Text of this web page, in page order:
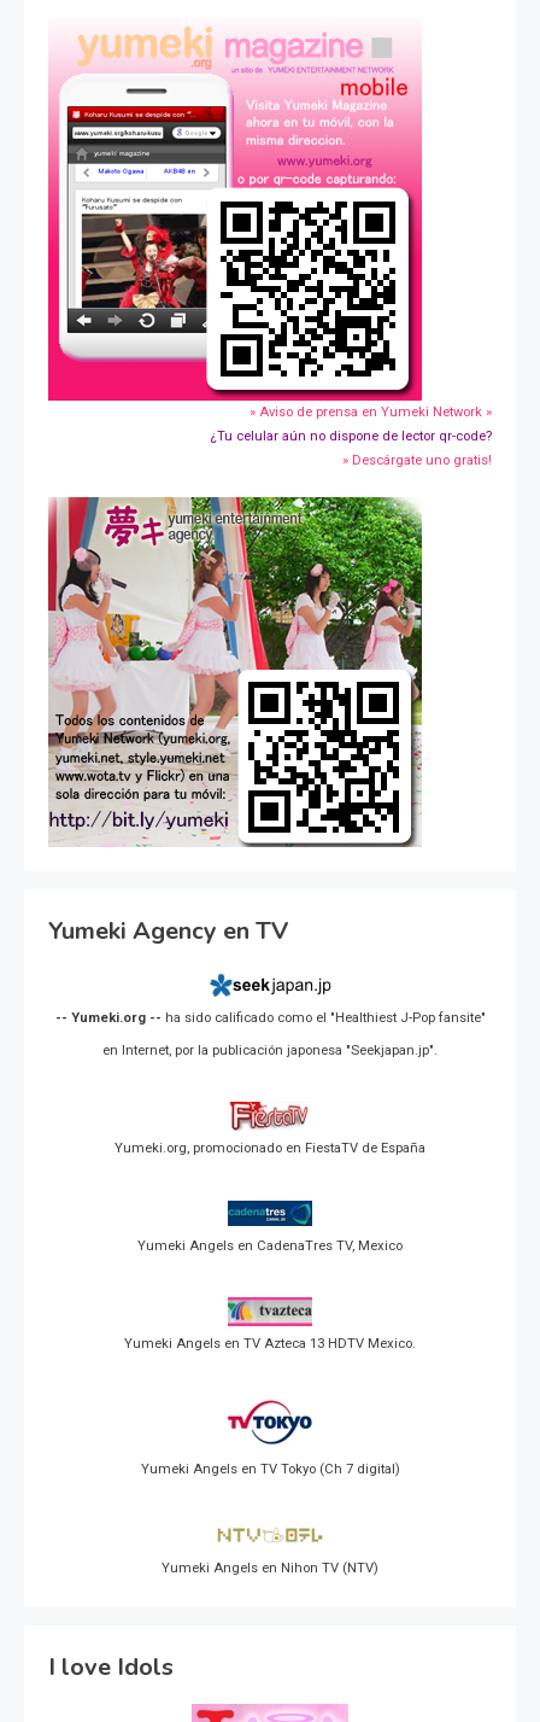
» Aviso de prensa en Yumeki Network »
¿Tu celular aún no dispone de lector qr-code?
» Descárgate uno gratis!
Yumeki Agency en TV
-- Yumeki.org -- ha sido calificado como el "Healthiest J-Pop fansite"
en Internet, por la publicación japonesa "Seekjapan.jp".
Yumeki.org, promocionado en FiestaTV de España
Yumeki Angels en CadenaTres TV, Mexico
Yumeki Angels en TV Azteca 13 HDTV Mexico.
Yumeki Angels en TV Tokyo (Ch 7 digital)
Yumeki Angels en Nihon TV (NTV)
I love Idols